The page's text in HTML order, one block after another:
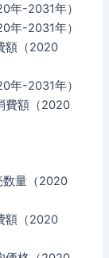
年-2031年）
年-2031年）
額（2020
年-2031年）
費額（2020
数量（2020
額（2020